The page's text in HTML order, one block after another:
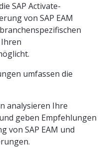
SAP Activate-
von SAP EAM
Ihren
umfassen die
analysieren Ihre
geben Empfehlungen
von SAP EAM und